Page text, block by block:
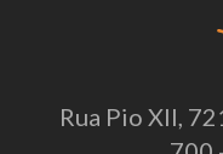
Rua Pio XII,